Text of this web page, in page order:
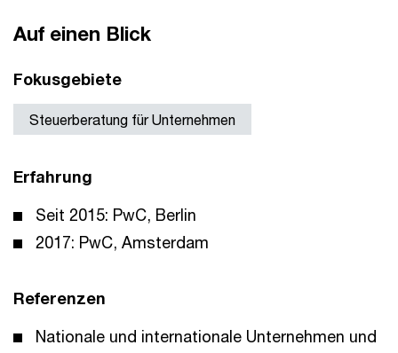
Auf einen Blick
Fokusgebiete
Steuerberatung für Unternehmen
Erfahrung
Seit 2015: PwC, Berlin
2017: PwC, Amsterdam
Referenzen
Nationale und internationale Unternehmen und